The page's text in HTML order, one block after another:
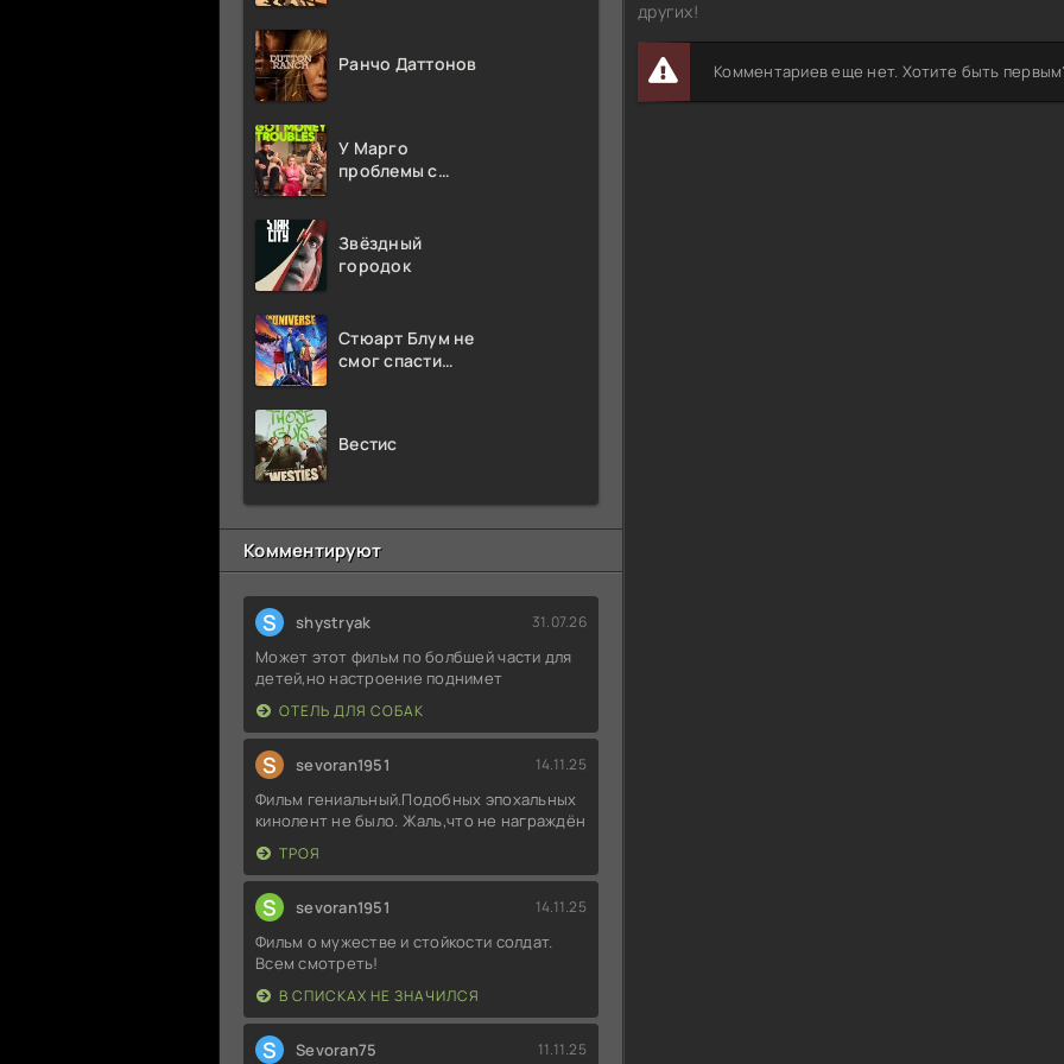
Ранчо Даттонов
У Марго
проблемы с
Звёздный
городок
Стюарт Блум не
смог спасти
Вестис
Комментируют
S shystryak 31.07.26
Может этот фильм по болбшей части для
детей,но настроение поднимет
ОТЕЛЬ ДЛЯ СОБАК
S sevoran1951 14.11.25
Фильм гениальный.Подобных эпохальных
кинолент не было. Жаль,что не награждён
ТРОЯ
S sevoran1951 14.11.25
Фильм о мужестве и стойкости солдат.
Всем смотреть!
В СПИСКАХ НЕ ЗНАЧИЛСЯ
S Sevoran75 11.11.25
других!
Комментариев еще нет. Хотите быть